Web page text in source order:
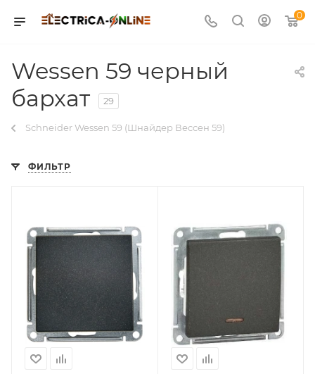
0
Wessen 59 черный
бархат
29
Schneider Wessen 59 (Шнайдер Вессен 59)
ФИЛЬТР